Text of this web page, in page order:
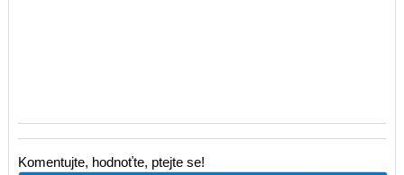
Komentujte, hodnoťte, ptejte se!